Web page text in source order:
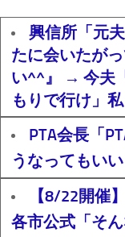
興信所「元
たに会いたが
い^^』 → 今夫
もりで行け」
PTA会長「
うなってもいい
【8/22開催
各市公式「そ